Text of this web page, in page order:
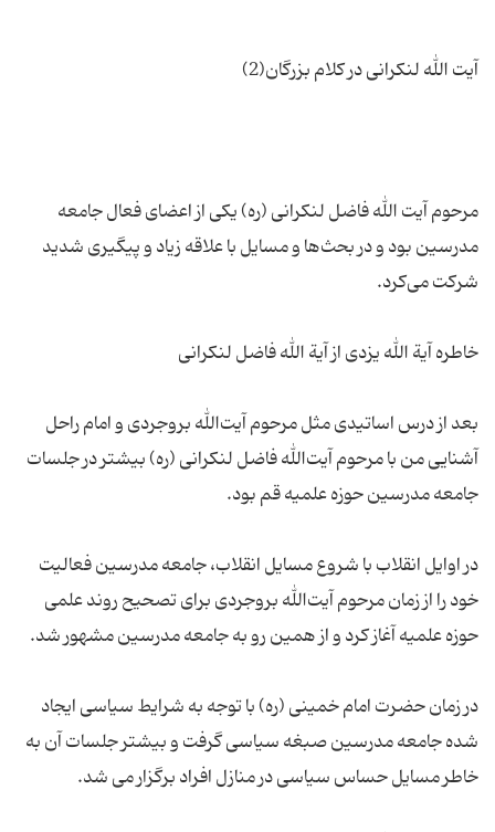
مرحوم آیت الله فاضل لنكرانی (ره) یكی از اعضای فعال جامعه
مدرسین بود و در بحث‌ها و مسایل با علاقه زیاد و پیگیری شدید
بعد از درس اساتیدی مثل مرحوم آیت‌الله بروجردی و امام راحل
آشنایی من با مرحوم آیت‌الله فاضل لنكرانی (ره) بیشتر در جلسات
در اوایل انقلاب با شروع مسایل انقلاب، جامعه مدرسین فعالیت
خود را از زمان مرحوم آیت‌الله بروجردی برای تصحیح روند علمی
در زمان حضرت امام خمینی (ره) با توجه به شرایط سیاسی ایجاد
شده جامعه مدرسین صبغه سیاسی گرفت و بیشتر جلسات آن به